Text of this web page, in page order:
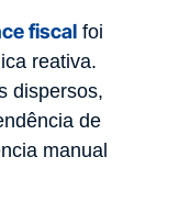
fiscal foi
reativa.
dispersos,
de
manual